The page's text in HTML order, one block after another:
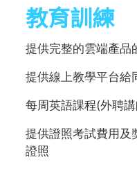
教育訓練
提供完整的雲端產品
提供線上教學平台給
每周英語課程(外聘
提供證照考試費用及
證照